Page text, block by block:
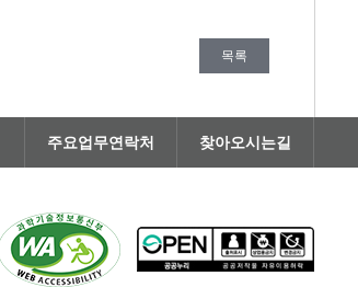
목록
주요업무연락처 찾아오시는길